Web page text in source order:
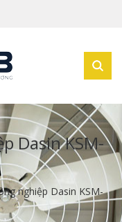
Dasin KSM-
nghiệp Dasin KSM-